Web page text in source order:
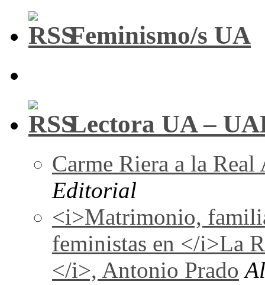
Feminismo/s UA
Lectora UA –
Carme Riera a la Real
Editorial
<i>Matrimonio,
feministas en </i>La
</i>, Antonio Prado